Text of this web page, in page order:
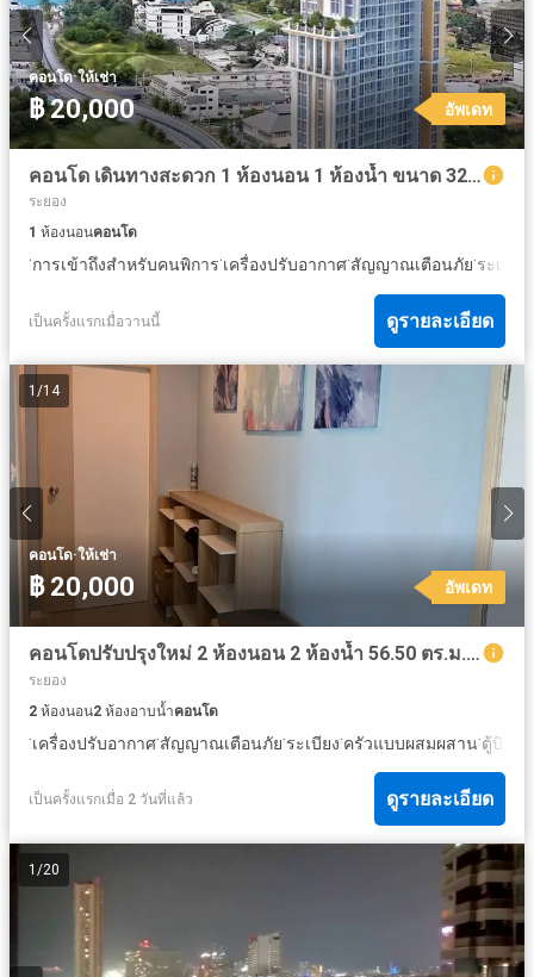
คอนโด·ให้เช่า
฿ 20,000 อัพเดท
คอนโด เดินทางสะดวก 1 ห้องนอน 1 ห้องน้ำ ขนาด 32 ตารางเมตร @ เดอะ เอ็มไพร์ ทาวเวอร์ พัทยา
ระยอง
1 ห้องนอนคอนโด
·การเข้าถึงสำหรับคนพิการ·เครื่องปรับอากาศ·สัญญาณเตือนภัย·ระเบียง
เป็นครั้งแรกเมื่อวานนี้ ดูรายละเอียด
1 /14
คอนโด·ให้เช่า
฿ 20,000 อัพเดท
คอนโดปรับปรุงใหม่ 2 ห้องนอน 2 ห้องน้ำ 56.50 ตร.ม. @ลุมพินี บีช จอมเทียน
ระยอง
2 ห้องนอน2 ห้องอาบน้ำคอนโด
·เครื่องปรับอากาศ·สัญญาณเตือนภัย·ระเบียง·ครัวแบบผสมผสาน·ตู้บิวท์
เป็นครั้งแรกเมื่อ 2 วันที่แล้ว ดูรายละเอียด
1 /20